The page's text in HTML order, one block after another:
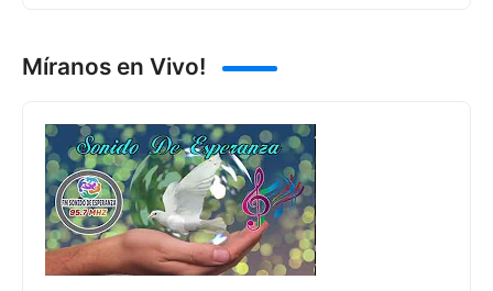
Míranos en Vivo!